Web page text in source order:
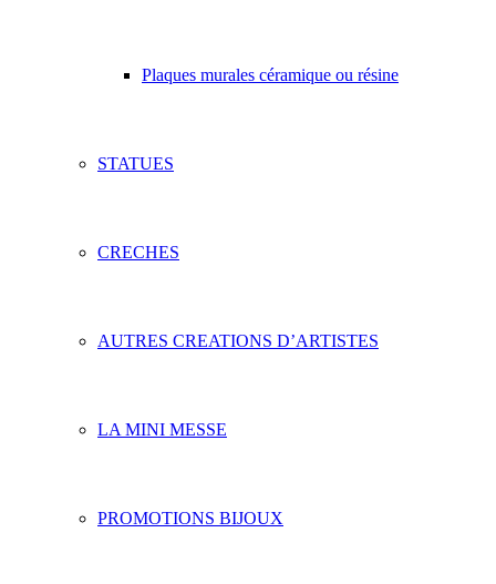
Plaques murales céramique ou résine
STATUES
CRECHES
AUTRES CREATIONS D’ARTISTES
LA MINI MESSE
PROMOTIONS BIJOUX